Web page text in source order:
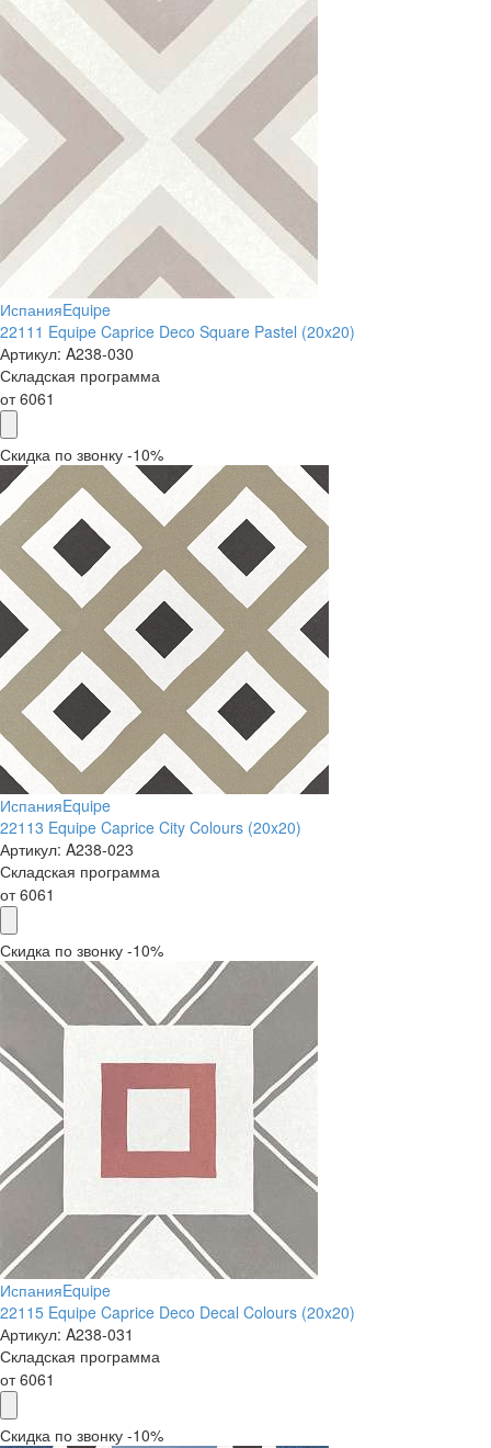
ИспанияEquipe
22111 Equipe Caprice Deco Square Pastel (20x20)
Артикул: A238-030
Складская программа
от6061
Скидка по звонку -10%
ИспанияEquipe
22113 Equipe Caprice City Colours (20x20)
Артикул: A238-023
Складская программа
от6061
Скидка по звонку -10%
ИспанияEquipe
22115 Equipe Caprice Deco Decal Colours (20x20)
Артикул: A238-031
Складская программа
от6061
Скидка по звонку -10%